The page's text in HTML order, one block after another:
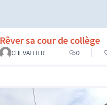
Rêver sa cour de collège
CHEVALLIER
0